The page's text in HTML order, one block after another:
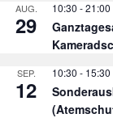
AUG.
29
10:30 -21:00
SEP.
12
10:30 - 15:30